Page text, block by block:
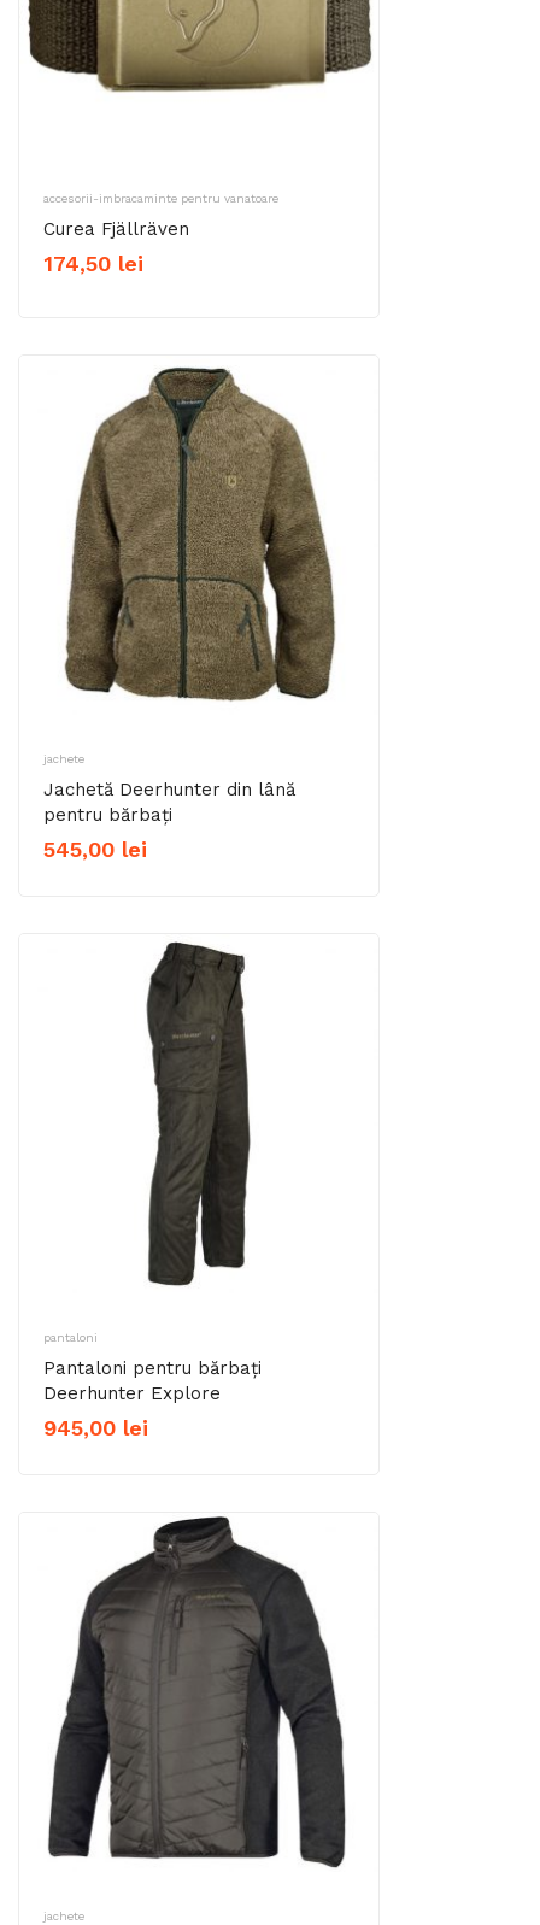
accesorii-imbracaminte pentru vanatoare
Curea Fjällräven
174,50 lei
jachete
Jachetă Deerhunter din lână
pentru bărbați
545,00 lei
pantaloni
Pantaloni pentru bărbați
Deerhunter Explore
945,00 lei
jachete